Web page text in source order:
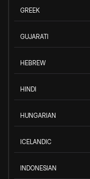
GREEK
GUJARATI
HEBREW
HINDI
HUNGARIAN
ICELANDIC
INDONESIAN